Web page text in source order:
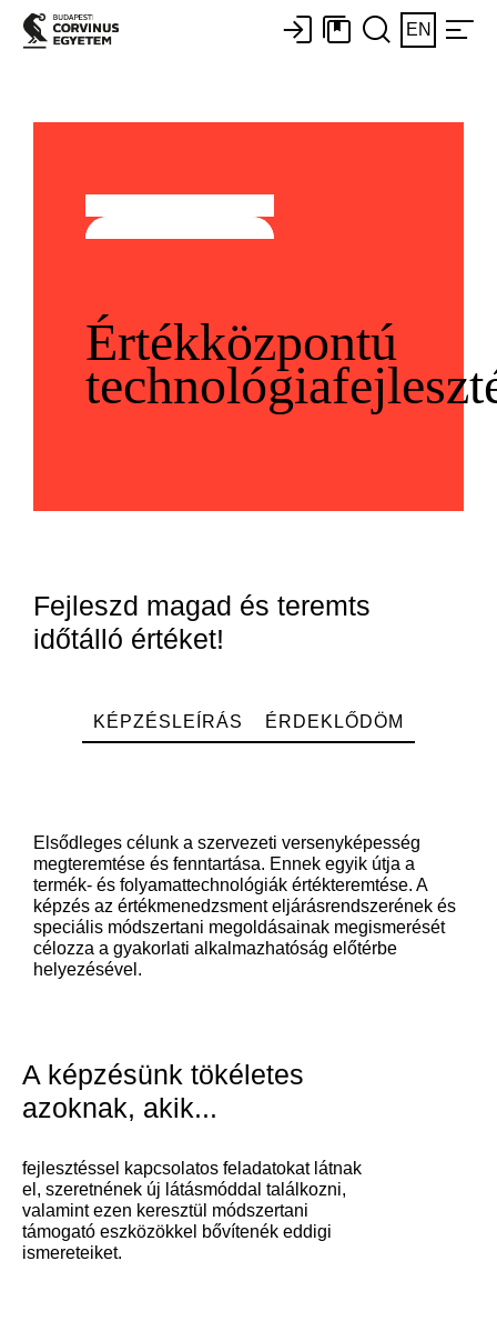
EN
Értékközpontú
Fejleszd magad és teremts
időtálló értéket!
KÉPZÉSLEÍRÁS ÉRDEKLŐDÖM
Elsődleges célunk a szervezeti versenyképesség
megteremtése és fenntartása. Ennek egyik útja a
termék- és folyamattechnológiák értékteremtése. A
képzés az értékmenedzsment eljárásrendszerének és
speciális módszertani megoldásainak megismerését
célozza a gyakorlati alkalmazhatóság előtérbe
helyezésével.
A képzésünk tökéletes
azoknak, akik...
fejlesztéssel kapcsolatos feladatokat látnak
el, szeretnének új látásmóddal találkozni,
valamint ezen keresztül módszertani
támogató eszközökkel bővítenék eddigi
ismereteiket.